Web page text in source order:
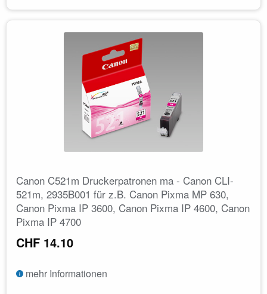
Canon C521m Druckerpatronen ma - Canon CLI-
521m, 2935B001 für z.B. Canon Pixma MP 630,
Canon Pixma IP 3600, Canon Pixma IP 4600, Canon
Pixma IP 4700
CHF 14.10
mehr Informationen